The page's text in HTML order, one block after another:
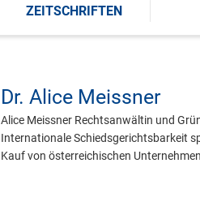
ZEITSCHRIFTEN
Dr. Alice Meissner
Alice Meissner Rechtsanwältin und
Internationale Schiedsgerichtsbarkeit
Kauf von österreichischen